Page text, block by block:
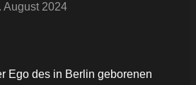
August 2024
Ego des in Berlin geborenen